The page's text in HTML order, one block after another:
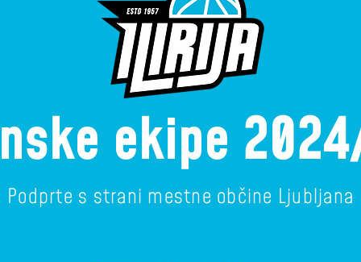
ekipe
Podprte s strani mestne občine Ljubljana